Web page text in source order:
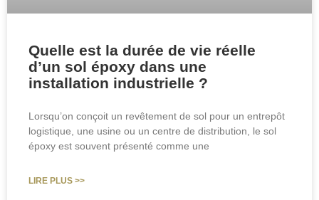
Quelle est la durée de vie réelle
d’un sol époxy dans une
installation industrielle ?
Lorsqu’on conçoit un revêtement de sol pour un entrepôt
logistique, une usine ou un centre de distribution, le sol
époxy est souvent présenté comme une
LIRE PLUS >>